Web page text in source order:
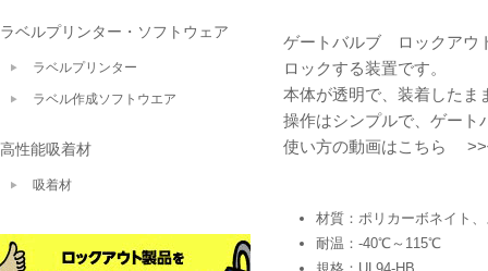
ゲートバルブ ロックアウ
ロックする装置です。
本体が透明で、装着したま
操作はシンプルで、ゲート
使い方の動画はこちら
材質：ポリカーボネイト
耐温：-40℃～115℃
ラベルプリンター・ソフトウェア
ラベルプリンター
ラベル作成ソフトウエア
高性能吸着材
吸着材